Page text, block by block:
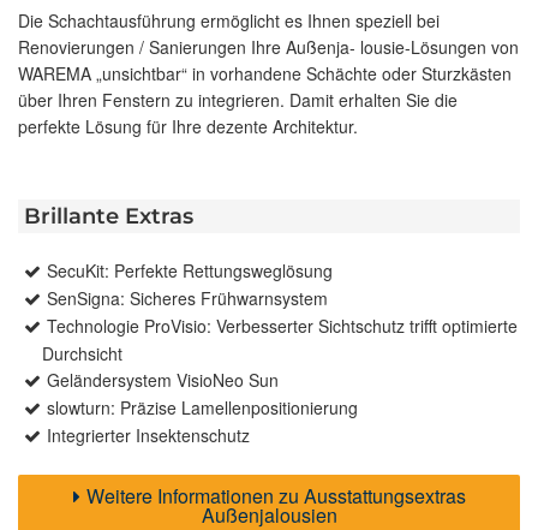
Die Schachtausführung ermöglicht es Ihnen speziell bei
Renovierungen / Sanierungen Ihre Außenja- lousie-Lösungen von
WAREMA „unsichtbar“ in vorhandene Schächte oder Sturzkästen
über Ihren Fenstern zu integrieren. Damit erhalten Sie die
perfekte Lösung für Ihre dezente Architektur.
Brillante Extras
SecuKit: Perfekte Rettungsweglösung
SenSigna: Sicheres Frühwarnsystem
Technologie ProVisio: Verbesserter Sichtschutz trifft optimierte
Durchsicht
Geländersystem VisioNeo Sun
slowturn: Präzise Lamellenpositionierung
Integrierter Insektenschutz
Weitere Informationen zu Ausstattungsextras
Außenjalousien